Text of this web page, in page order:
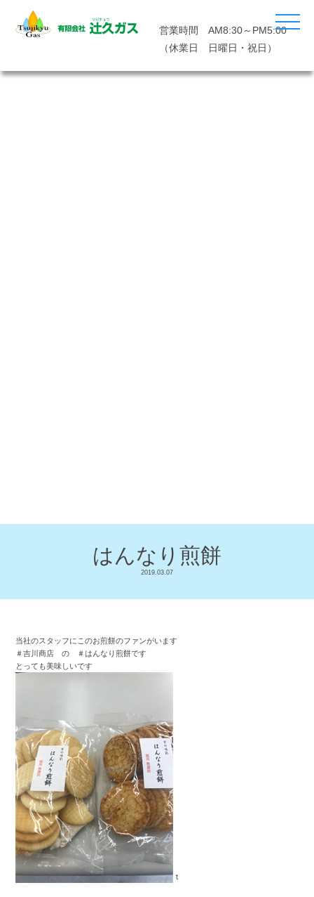
営業時間 AM8:30～PM5:00
（休業日 日曜日・祝日）
はんなり煎餅
2019.03.07
当社のスタッフにこのお煎餅のファンがいます
＃吉川商店 の ＃はんなり煎餅です
とっても美味しいです
ｔ